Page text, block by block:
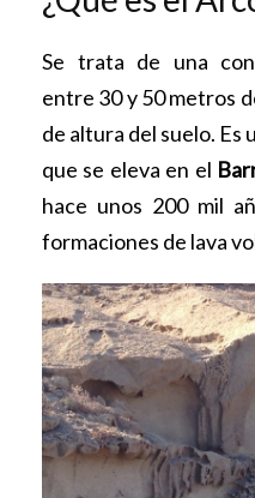
Se trata de una
entre 30 y 50 metros
de altura del suelo. Es
que se eleva en el
hace unos 200 mil
formaciones de lava